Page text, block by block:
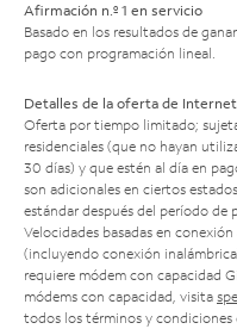
Afirmación n.º 1 en servicio
Basado en los resultados de
pago con programación lineal.
Detalles de la oferta de Internet
Oferta por tiempo limitado;
residenciales (que no hayan
30 días) y que estén al día en
son adicionales en ciertos
estándar después del período
Velocidades basadas en
(incluyendo conexión
requiere módem con capacidad
módems con capacidad, visita
todos los términos y condiciones